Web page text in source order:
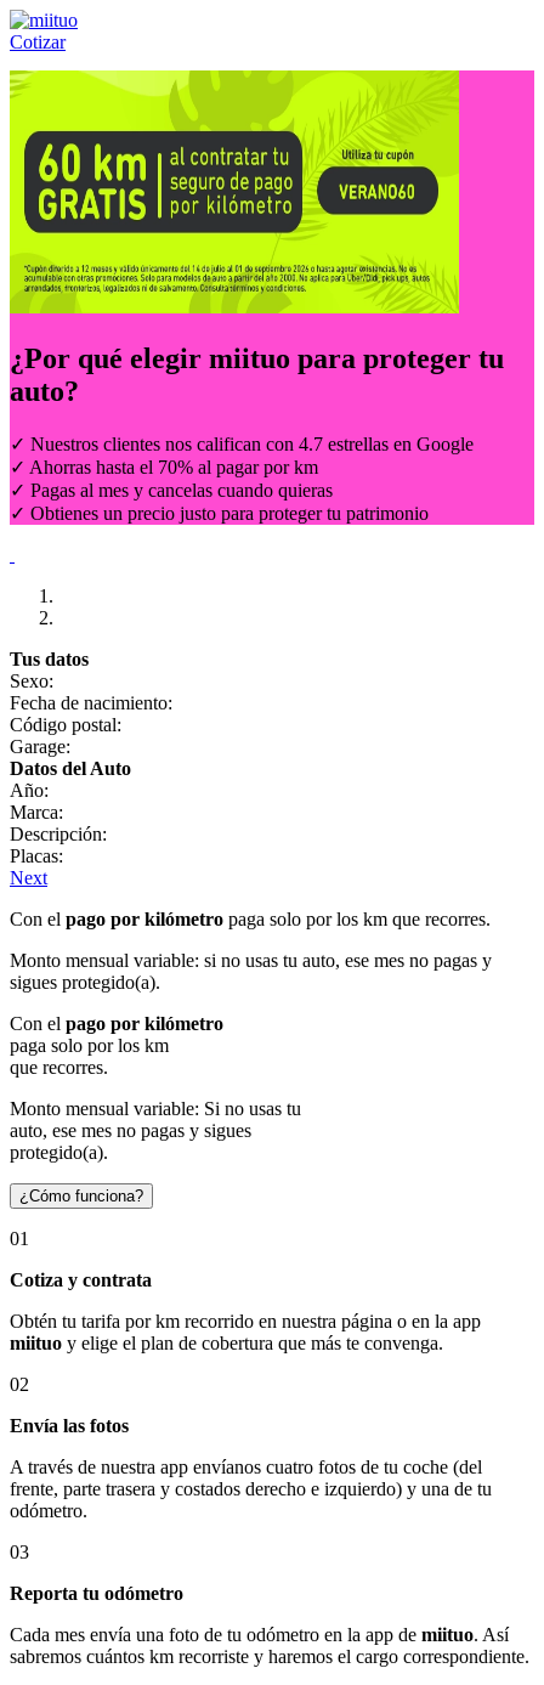
Cotizar
Llámanos al:(55) 84-21-05-00 ó
¿Por qué elegir miituo para proteger tu
auto?
✓ Nuestros clientes nos califican con 4.7 estrellas en Google
✓ Ahorras hasta el 70% al pagar por km
✓ Pagas al mes y cancelas cuando quieras
✓ Obtienes un precio justo para proteger tu patrimonio
Tus datos
Sexo:
Fecha de nacimiento:
Código postal:
Garage:
Datos del Auto
Año:
Marca:
Descripción:
Placas:
Next
Con el pago por kilómetro paga solo por los km que recorres.
Monto mensual variable: si no usas tu auto, ese mes no pagas y
sigues protegido(a).
Con el pago por kilómetro
paga solo por los km
que recorres.
Monto mensual variable: Si no usas tu
auto, ese mes no pagas y sigues
protegido(a).
¿Cómo funciona?
01
Cotiza y contrata
Obtén tu tarifa por km recorrido en nuestra página o en la app
miituo y elige el plan de cobertura que más te convenga.
02
Envía las fotos
A través de nuestra app envíanos cuatro fotos de tu coche (del
frente, parte trasera y costados derecho e izquierdo) y una de tu
odómetro.
03
Reporta tu odómetro
Cada mes envía una foto de tu odómetro en la app de miituo. Así
sabremos cuántos km recorriste y haremos el cargo correspondiente.